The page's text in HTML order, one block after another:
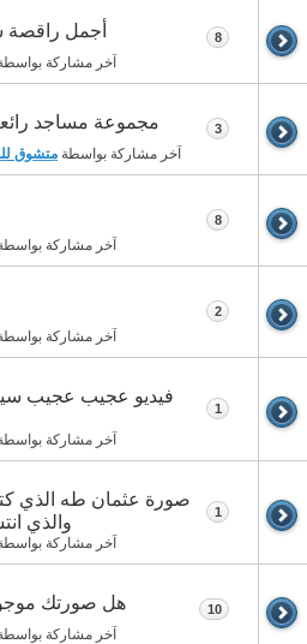
أجمل راقصة
آخر مشاركة
8
مجموعة مساجد
آخر مشاركة بواسطة متشوق
3
آخر مشاركة
8
آخر مشاركة
2
فيديو عجيب عجيب
آخر مشاركة
1
صورة عثمان طه الذي
والذي
آخر مشاركة
1
هل صورتك
آخر مشاركة
10